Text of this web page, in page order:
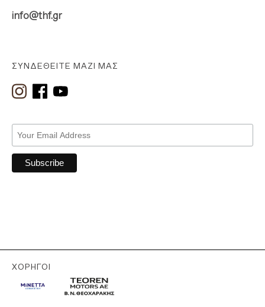
ΣΥΝΔΕΘΕΊΤΕ ΜΑΖΊ ΜΑΣ
info@thf.gr
ΧΟΡΗΓΟΊ